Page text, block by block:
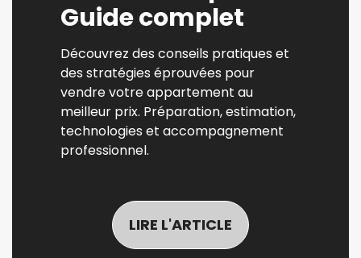
Guide complet
Découvrez des conseils pratiques et
des stratégies éprouvées pour
vendre votre appartement au
meilleur prix. Préparation, estimation,
technologies et accompagnement
professionnel.
LIRE L'ARTICLE